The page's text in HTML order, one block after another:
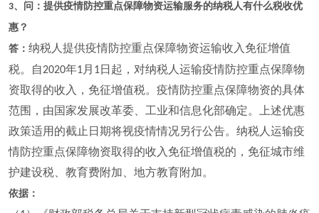
3、问：提供疫情防控重点保障物资运输服务的纳税人有什么税收优
惠？
答： 纳税人提供疫情防控重点保障物资运输收入免征增值
税。自2020年1月 1日起，对纳税人运输疫情防控重点保障物
资取得的收入，免征增值税。疫情防控重点保障物资的具体
范围，由国家发展改革委、工业和信息化部确定。上述优惠
政策适用的截止日期将视疫情情况另行公告。纳税人运输疫
情防控重点保障物资取得的收入免征增值税的，免征城市维
护建设税、教育费附加、地方教育附加。
依据：